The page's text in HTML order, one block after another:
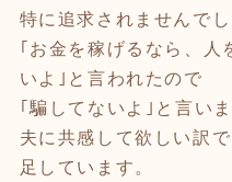
特に追求されませんでし
｢お金を稼げるなら、人
いよ｣と言われたので
｢騙してないよ｣と言い
夫に共感して欲しい訳
足しています。